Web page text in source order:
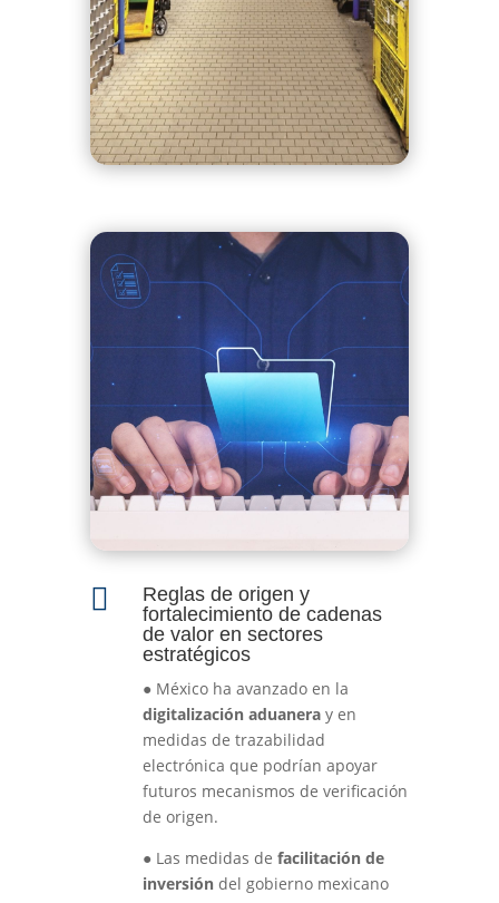

Reglas de origen y
fortalecimiento de cadenas
de valor en sectores
estratégicos
● México ha avanzado en la
digitalización aduanera y en
medidas de trazabilidad
electrónica que podrían apoyar
futuros mecanismos de verificación
de origen.
● Las medidas de facilitación de
inversión del gobierno mexicano